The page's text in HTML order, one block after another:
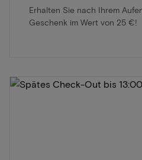
Erhalten Sie nach Ihrem
Geschenk im Wert von 25 €!